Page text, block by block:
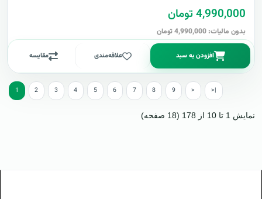
4,990,000 تومان
بدون مالیات: 4,990,000 تومان
افزودن به سبد علاقه‌مندی مقایسه
1 2 3 4 5 6 7 8 9 > >|
نمایش 1 تا 10 از 178 (18 صفحه)